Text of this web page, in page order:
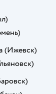
(Ижевск)